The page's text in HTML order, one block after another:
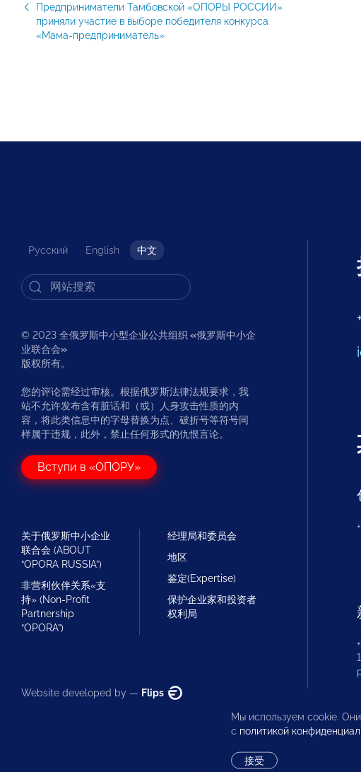
Предприниматели Тамбовской «ОПОРЫ РОССИИ»
приняли участие в выборе победителя конкурса
«Мама-предприниматель»
Русский English 中文
© 2023 全俄罗斯中小型企业公共组织 «俄罗斯中小企
业联合会»
版权所有。
您的评论需经过审核。根据俄罗斯法律法规要求，我
站不允许发布含有脏话和（或）人身攻击性质的内
容，将此类信息中的字母替换为点、破折号等符号同
样属于违规，此外，禁止任何形式的仇恨言论。
Вступи в «ОПОРУ»
关于俄罗斯中小企业
联合会 (ABOUT
“OPORA RUSSIA”)
非营利伙伴关系«支
持» (Non-Profit
Partnership
“OPORA”)
经理局和委员会
地区
鉴定(Expertise)
保护企业家和投资者
权利局
Website developed by — Flips
Мы используем cookie.
с политикой
接受